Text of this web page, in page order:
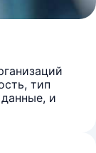
тип
и